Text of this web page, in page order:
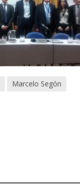
Marcelo Segón